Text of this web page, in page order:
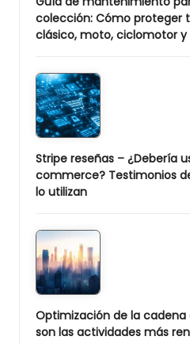
colección: Cómo proteger
clásico, moto, ciclomotor
Stripe reseñas – ¿Debería
commerce? Testimonios
lo utilizan
Optimización de la cadena
son las actividades más